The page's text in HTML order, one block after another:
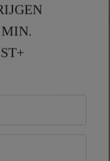
MIN.